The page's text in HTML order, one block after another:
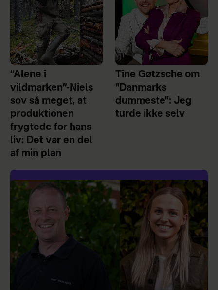
”Alene i
vildmarken”-Niels
sov så meget, at
produktionen
frygtede for hans
liv: Det var en del
af min plan
Tine Gøtzsche om
"Danmarks
dummeste": Jeg
turde ikke selv